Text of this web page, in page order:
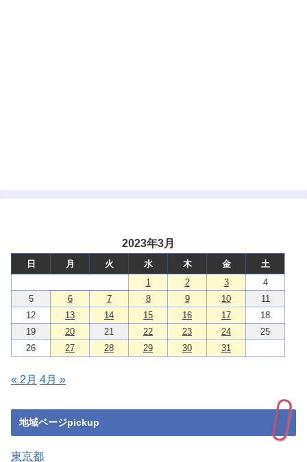
2023年3月
日 月 火 水 木 金
土
1
2 3
4
5
6 7 8 9 10
11
12
13 14 15 16 17
18
19
20 21 22 23 24
25
26
27 28 29 30 31
« 2月 4月 »
地域ページpickup
東京都